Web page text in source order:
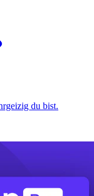
du bist.